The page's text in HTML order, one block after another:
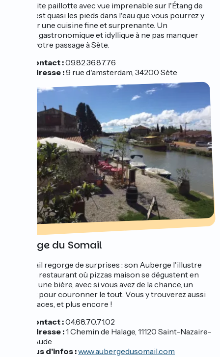
Une petite paillotte avec vue imprenable sur l'Étang de
Thau, c'est quasi les pieds dans l'eau que vous pourrez y
savourer une cuisine fine et surprenante. Un
crochet gastronomique et idyllique à ne pas manquer
lors de votre passage à Sète.
Contact :09.82.36.87.76
Adresse :9 rue d'amsterdam, 34200 Sète
Auberge du Somail
Le Somail regorge de surprises : son Auberge l'illustre
bien. Un restaurant où pizzas maison se dégustent en
sirotant une bière, avec si vous avez de la chance, un
concert pour couronner le tout. Vous y trouverez aussi
tapas, glaces, et plus encore !
Contact :04.68.70.71.02
Adresse :1 Chemin de Halage, 11120 Saint-Nazaire-
d'Aude
Plus d'infos :www.aubergedusomail.com